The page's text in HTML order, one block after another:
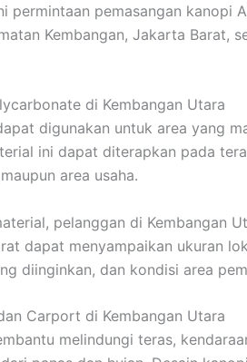
permintaan pemasangan kanopi
Kembangan, Jakarta Barat,
di Kembangan Utara
digunakan untuk area yang
ini dapat diterapkan pada
area usaha.
pelanggan di Kembangan
dapat menyampaikan ukuran
diinginkan, dan kondisi area
Carport di Kembangan Utara
melindungi teras,